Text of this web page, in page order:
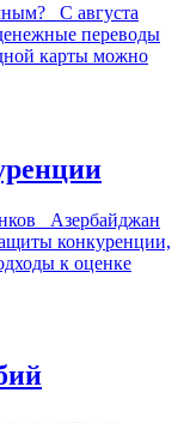
С августа
переводы
карты можно
Азербайджан
конкуренции,
к оценке